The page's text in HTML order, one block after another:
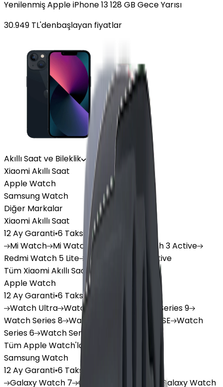
Yenilenmiş Apple iPhone 13 128 GB Gece Yarısı
30.949 TL'denbaşlayan fiyatlar
Akıllı Saat ve Bileklik
Xiaomi Akıllı Saat
Apple Watch
Samsung Watch
Diğer Markalar
Xiaomi Akıllı Saat
12 Ay Garanti•6 Taksit
MiWatch MiWatch Lite
Watch 3 Active
RedmiWatch 5 Lite Redmi
Watch 5 Active
Tüm Xiaomi Akıllı Saat'lar
Apple Watch
12 Ay Garanti•6 Taksit
Watch Ultra Watch
Series 9
WatchSeries 8 Watch SE Watch
Series 6 WatchSeries 5
Tüm Apple Watch'lar
Samsung Watch
12 Ay Garanti•6 Taksit
GalaxyWatch 7 Galaxy GalaxyWatch